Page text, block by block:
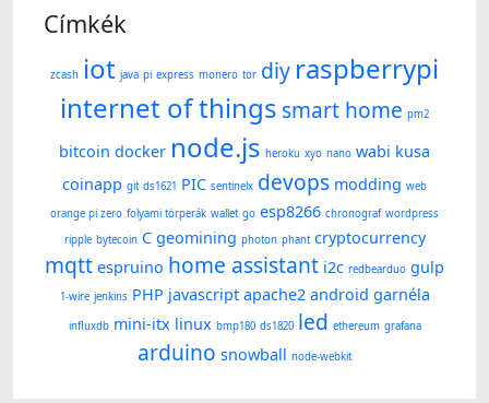
Címkék
zcash iot java pi express monero tor diy raspberrypi
internet of things smart home pm2
bitcoin docker node.js heroku xyo nano wabi kusa
coinapp git ds1621 PIC sentinelx devops modding web
orange pi zero folyami törperák wallet go esp8266 chronograf wordpress
ripple bytecoin C geomining photon phant cryptocurrency
mqtt espruino home assistant i2c redbearduo gulp
1-wire jenkins PHP javascript apache2 android garnéla
influxdb mini-itx linux bmp180 ds1820 led ethereum grafana
arduino snowball node-webkit